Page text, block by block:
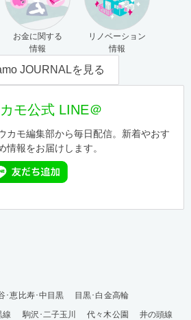
お金に関する
情報
リノベーション
情報
JOURNALを見る
モ公式 LINE＠
カモ編集部から毎日配信。新着やおす
情報をお届けします。
･恵比寿･中目黒
目黒･白金高輪
線 駒沢･二子玉川 代々木公園
井の頭線